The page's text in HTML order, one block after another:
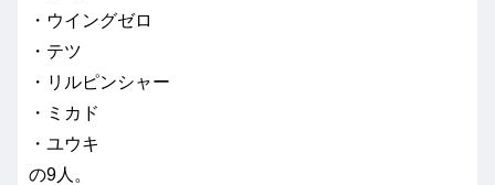
・ウイングゼロ
・テツ
・リルピンシャー
・ミカド
・ユウキ
の9人。